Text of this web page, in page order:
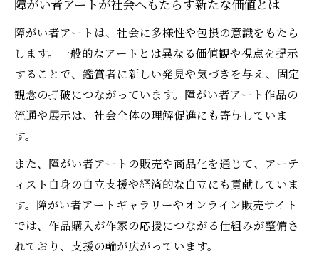
障がい者アートが社会へもたらす新たな価値とは
障がい者アートは、社会に多様性や包摂の意識をもたら
します。一般的なアートとは異なる価値観や視点を提示
することで、鑑賞者に新しい発見や気づきを与え、固定
観念の打破につながっています。障がい者アート作品の
流通や展示は、社会全体の理解促進にも寄与していま
す。
また、障がい者アートの販売や商品化を通じて、アーテ
ィスト自身の自立支援や経済的な自立にも貢献していま
す。障がい者アートギャラリーやオンライン販売サイト
では、作品購入が作家の応援につながる仕組みが整備さ
れており、支援の輪が広がっています。